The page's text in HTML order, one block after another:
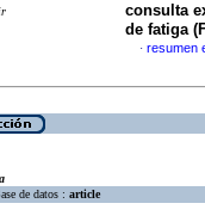
consulta
de fatiga
· resumen
de datos : article